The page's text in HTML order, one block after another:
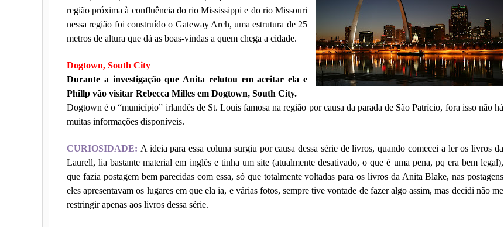
região próxima à confluência do rio Mississippi e do rio Missouri
nessa região foi construído o Gateway Arch, uma estrutura de 25
metros de altura que dá as boas-vindas a quem chega a cidade.
Dogtown, South City
Durante a investigação que Anita relutou em aceitar ela e
Phillp vão visitar Rebecca Milles em Dogtown, South City.
Dogtown é o “município” irlandês de St. Louis famosa na região por causa da parada de São Patrício, fora isso não há
muitas informações disponíveis.
CURIOSIDADE: A ideia para essa coluna surgiu por causa dessa série de livros, quando comecei a ler os livros da
Laurell, lia bastante material em inglês e tinha um site (atualmente desativado, o que é uma pena, pq era bem legal),
que fazia postagem bem parecidas com essa, só que totalmente voltadas para os livros da Anita Blake, nas postagens
eles apresentavam os lugares em que ela ia, e várias fotos, sempre tive vontade de fazer algo assim, mas decidi não me
restringir apenas aos livros dessa série.